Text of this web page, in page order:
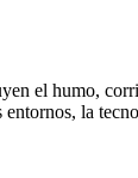
el humo,
entornos, la